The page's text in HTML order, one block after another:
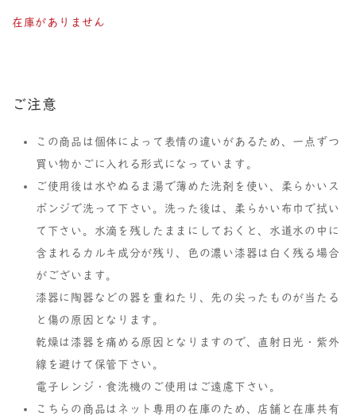
在庫がありません
ご注意
この商品は個体によって表情の違いがあるため、一点ずつ
買い物かごに入れる形式になっています。
ご使用後は水やぬるま湯で薄めた洗剤を使い、柔らかいス
ポンジで洗って下さい。洗った後は、柔らかい布巾で拭い
て下さい。水滴を残したままにしておくと、水道水の中に
含まれるカルキ成分が残り、色の濃い漆器は白く残る場合
がございます。
漆器に陶器などの器を重ねたり、先の尖ったものが当たる
と傷の原因となります。
乾燥は漆器を痛める原因となりますので、直射日光・紫外
線を避けて保管下さい。
電子レンジ・食洗機のご使用はご遠慮下さい。
こちらの商品はネット専用の在庫のため、店舗と在庫共有